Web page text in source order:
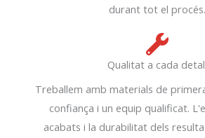
durant tot el procés.
Qualitat a cada
Treballem amb materials de
confiança i un equip qualificat.
acabats i la durabilitat dels